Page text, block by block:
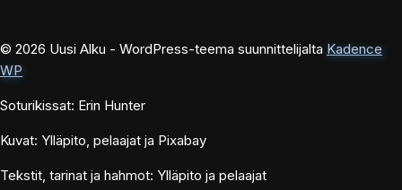
© 2026 Uusi Alku - WordPress-teema suunnittelijalta Kadence
WP
Soturikissat: Erin Hunter
Kuvat: Ylläpito, pelaajat ja Pixabay
Tekstit, tarinat ja hahmot: Ylläpito ja pelaajat